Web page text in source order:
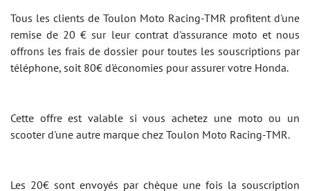
Tous les clients de Toulon Moto Racing-TMR profitent d'une
remise de 20 € sur leur contrat d'assurance moto et nous
offrons les frais de dossier pour toutes les souscriptions par
téléphone, soit 80€ d'économies pour assurer votre Honda.
Cette offre est valable si vous achetez une moto ou un
scooter d'une autre marque chez Toulon Moto Racing-TMR.
Les 20€ sont envoyés par chèque une fois la souscription